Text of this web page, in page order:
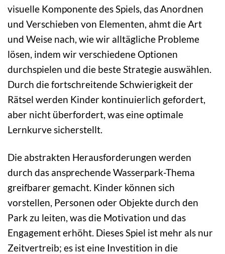
visuelle Komponente des Spiels, das Anordnen
und Verschieben von Elementen, ahmt die Art
und Weise nach, wie wir alltägliche Probleme
lösen, indem wir verschiedene Optionen
durchspielen und die beste Strategie auswählen.
Durch die fortschreitende Schwierigkeit der
Rätsel werden Kinder kontinuierlich gefordert,
aber nicht überfordert, was eine optimale
Lernkurve sicherstellt.
Die abstrakten Herausforderungen werden
durch das ansprechende Wasserpark-Thema
greifbarer gemacht. Kinder können sich
vorstellen, Personen oder Objekte durch den
Park zu leiten, was die Motivation und das
Engagement erhöht. Dieses Spiel ist mehr als nur
Zeitvertreib; es ist eine Investition in die